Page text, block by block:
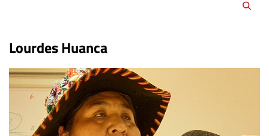
Lourdes Huanca